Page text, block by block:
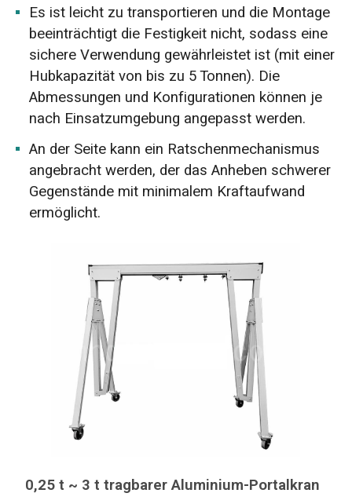
Es ist leicht zu transportieren und die Montage
beeinträchtigt die Festigkeit nicht, sodass eine
sichere Verwendung gewährleistet ist (mit einer
Hubkapazität von bis zu 5 Tonnen). Die
Abmessungen und Konfigurationen können je
nach Einsatzumgebung angepasst werden.
An der Seite kann ein Ratschenmechanismus
angebracht werden, der das Anheben schwerer
Gegenstände mit minimalem Kraftaufwand
ermöglicht.
0,25 t ~ 3 t tragbarer Aluminium-Portalkran